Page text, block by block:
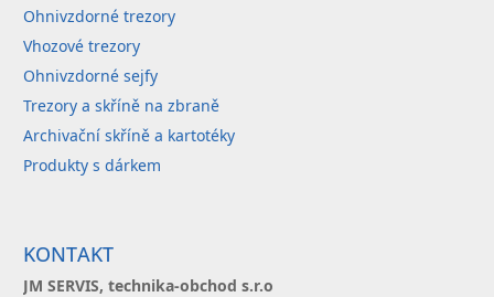
Ohnivzdorné trezory
Vhozové trezory
Ohnivzdorné sejfy
Trezory a skříně na zbraně
Archivační skříně a kartotéky
Produkty s dárkem
KONTAKT
JM SERVIS, technika-obchod s.r.o